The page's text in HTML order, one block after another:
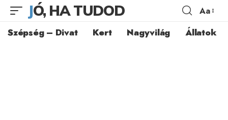
JÓ, HA TUDOD Aa
Szépség – Divat Kert Nagyvilág Állatok